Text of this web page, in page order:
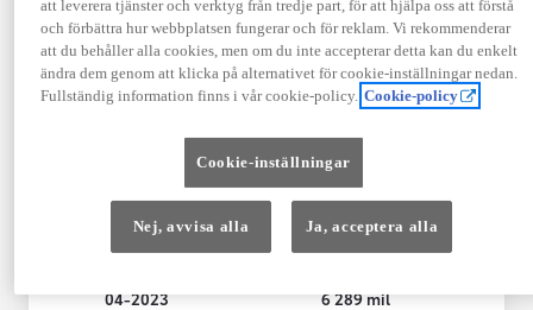
Toyota Yaris Cross
Toyota Yaris Cross 1,5 Hybrid Adventure Drag V-Hjul
KRYLBO
04-2023
6 289 mil
att leverera tjänster och verktyg från tredje part, för att hjälpa oss att förstå
och förbättra hur webbplatsen fungerar och för reklam. Vi rekommenderar
att du behåller alla cookies, men om du inte accepterar detta kan du enkelt
ändra dem genom att klicka på alternativet för cookie-inställningar nedan.
Fullständig information finns i vår cookie-policy. Cookie-policy
Cookie-inställningar
Nej, avvisa alla Ja, acceptera alla